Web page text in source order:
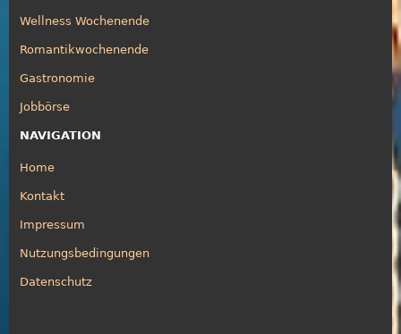
Wellness Wochenende
Romantikwochenende
Gastronomie
Jobbörse
NAVIGATION
Home
Kontakt
Impressum
Nutzungsbedingungen
Datenschutz